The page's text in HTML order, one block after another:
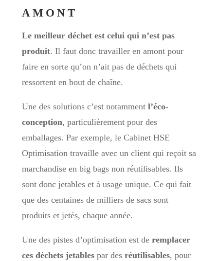
AMONT
Le meilleur déchet est celui qui n’est pas
produit. Il faut donc travailler en amont pour
faire en sorte qu’on n’ait pas de déchets qui
ressortent en bout de chaîne.
Une des solutions c’est notamment l’éco-
conception, particulièrement pour des
emballages. Par exemple, le Cabinet HSE
Optimisation travaille avec un client qui reçoit sa
marchandise en big bags non réutilisables. Ils
sont donc jetables et à usage unique. Ce qui fait
que des centaines de milliers de sacs sont
produits et jetés, chaque année.
Une des pistes d’optimisation est de remplacer
ces déchets jetablespar des réutilisables, pour